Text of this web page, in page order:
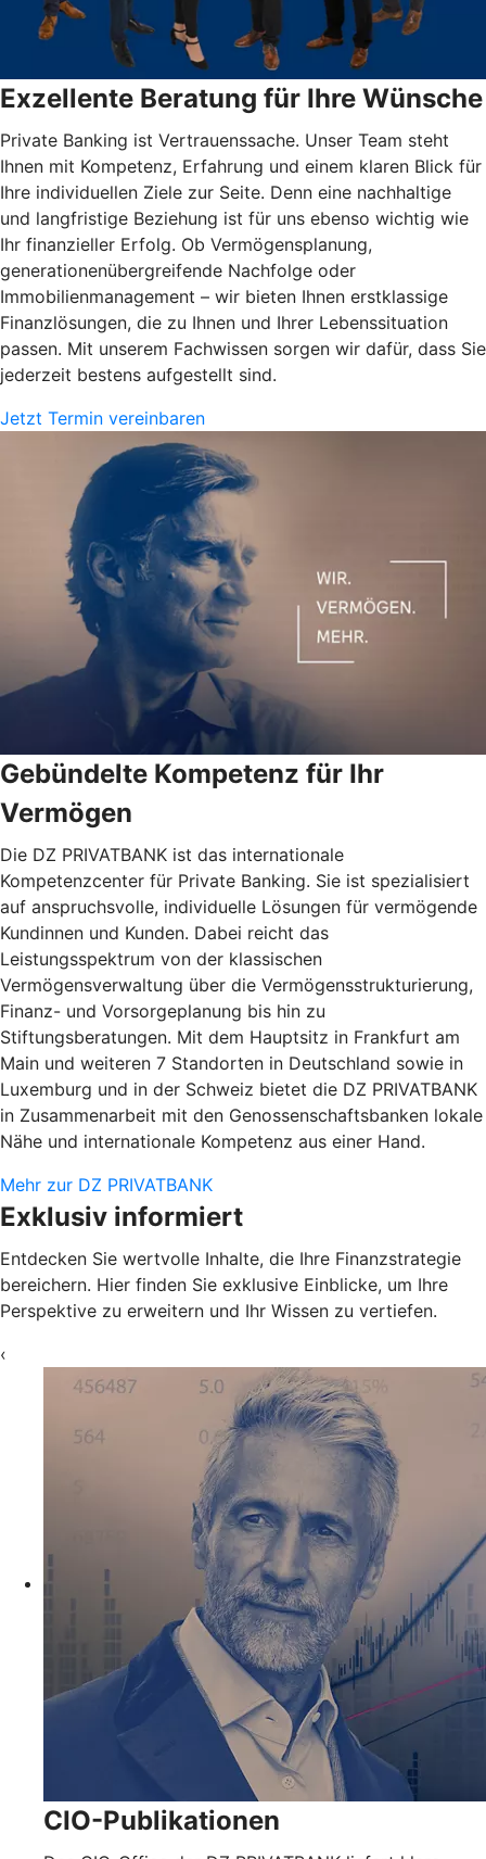
Exzellente Beratung für Ihre Wünsche
Private Banking ist Vertrauenssache. Unser Team steht
Ihnen mit Kompetenz, Erfahrung und einem klaren Blick für
Ihre individuellen Ziele zur Seite. Denn eine nachhaltige
und langfristige Beziehung ist für uns ebenso wichtig wie
Ihr finanzieller Erfolg. Ob Vermögensplanung,
generationenübergreifende Nachfolge oder
Immobilienmanagement – wir bieten Ihnen erstklassige
Finanzlösungen, die zu Ihnen und Ihrer Lebenssituation
passen. Mit unserem Fachwissen sorgen wir dafür, dass Sie
jederzeit bestens aufgestellt sind.
Jetzt Termin vereinbaren
Gebündelte Kompetenz für Ihr
Vermögen
Die DZ PRIVATBANK ist das internationale
Kompetenzcenter für Private Banking. Sie ist spezialisiert
auf anspruchsvolle, individuelle Lösungen für vermögende
Kundinnen und Kunden. Dabei reicht das
Leistungsspektrum von der klassischen
Vermögensverwaltung über die Vermögensstrukturierung,
Finanz- und Vorsorgeplanung bis hin zu
Stiftungsberatungen. Mit dem Hauptsitz in Frankfurt am
Main und weiteren 7 Standorten in Deutschland sowie in
Luxemburg und in der Schweiz bietet die DZ PRIVATBANK
in Zusammenarbeit mit den Genossenschaftsbanken lokale
Nähe und internationale Kompetenz aus einer Hand.
Mehr zur DZ PRIVATBANK
Exklusiv informiert
Entdecken Sie wertvolle Inhalte, die Ihre Finanzstrategie
bereichern. Hier finden Sie exklusive Einblicke, um Ihre
Perspektive zu erweitern und Ihr Wissen zu vertiefen.
‹
CIO-Publikationen